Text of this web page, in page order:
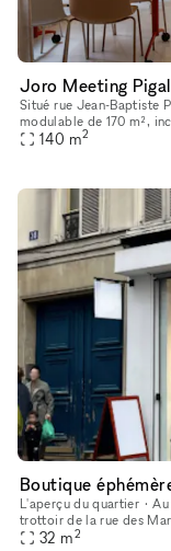
Joro Meeting
Situé rue Jean-Baptiste
modulable de 170 m²,
100 personnes. Idéal
140 m2
L'aperçu du quartier • Au cœur du 9ème arrondissement sur le meilleur
trottoir de la rue des Martyrs • Emplacement disposant
toute la semaine et le
32 m2